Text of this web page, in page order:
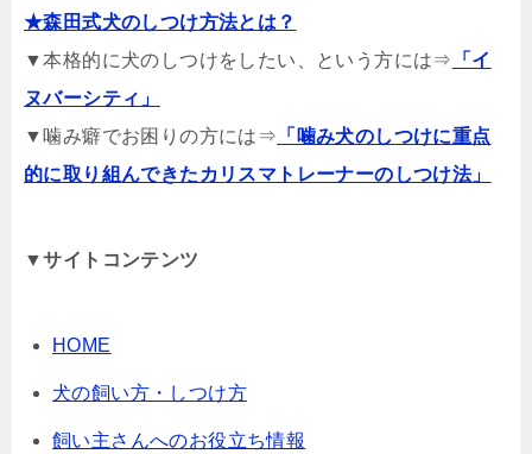
★森田式犬のしつけ方法とは？
▼本格的に犬のしつけをしたい、という方には⇒
「イ
ヌバーシティ」
▼噛み癖でお困りの方には⇒ 「噛み犬のしつけに重点
的に取り組んできたカリスマトレーナーのしつけ法」
▼サイトコンテンツ
HOME
犬の飼い方・しつけ方
飼い主さんへのお役立ち情報